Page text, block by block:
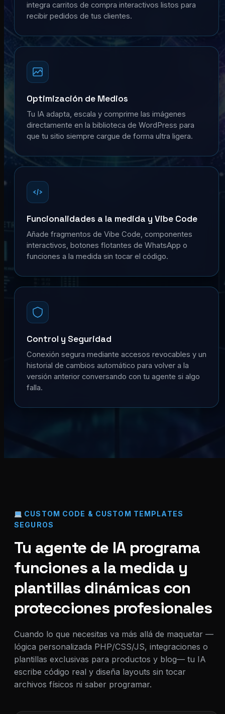
integra carritos de compra interactivos listos para
recibir pedidos de tus clientes.
Optimización de Medios
Tu IA adapta, escala y comprime las imágenes
directamente en la biblioteca de WordPress para
que tu sitio siempre cargue de forma ultra ligera.
Funcionalidades a la medida y Vibe Code
Añade fragmentos de Vibe Code, componentes
interactivos, botones flotantes de WhatsApp o
funciones a la medida sin tocar el código.
Control y Seguridad
Conexión segura mediante accesos revocables y un
historial de cambios automático para volver a la
versión anterior conversando con tu agente si algo
falla.
CUSTOM CODE & CUSTOM TEMPLATES
SEGUROS
Tu agente de IA programa
funciones a la medida y
plantillas dinámicas con
protecciones profesionales
Cuando lo que necesitas va más allá de maquetar —
lógica personalizada PHP/CSS/JS, integraciones o
plantillas exclusivas para productos y blog— tu IA
escribe código real y diseña layouts sin tocar
archivos físicos ni saber programar.